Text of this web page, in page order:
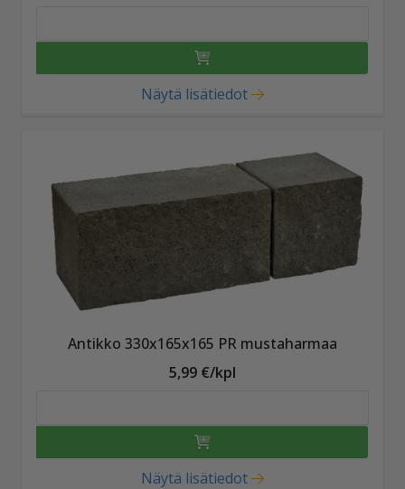
Näytä lisätiedot
Antikko 330x165x165 PR mustaharmaa
5,99 €/kpl
Näytä lisätiedot